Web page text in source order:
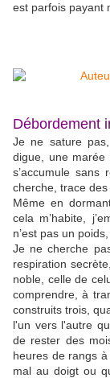
est parfois payant
Débordement
Je ne sature
digue, une
s’accumule sans
cherche, trace
Même en
cela m’habite,
n’est pas un
Je ne cherche
respiration
noble, celle de
comprendre, à
construits trois,
l'un vers l'autre
de rester des
heures de rangs
mal au doigt ou